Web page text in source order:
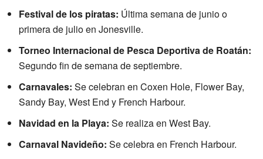
Festival de los piratas: Última semana de junio o
primera de julio en Jonesville.
Torneo Internacional de Pesca Deportiva de Roatán:
Segundo fin de semana de septiembre.
Carnavales: Se celebran en Coxen Hole, Flower Bay,
Sandy Bay, West End y French Harbour.
Navidad en la Playa: Se realiza en West Bay.
Carnaval Navideño: Se celebra en French Harbour.